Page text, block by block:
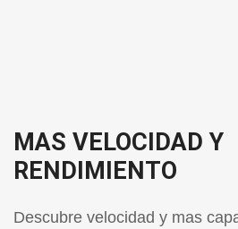
MAS VELOCIDAD Y
RENDIMIENTO
Descubre velocidad y mas